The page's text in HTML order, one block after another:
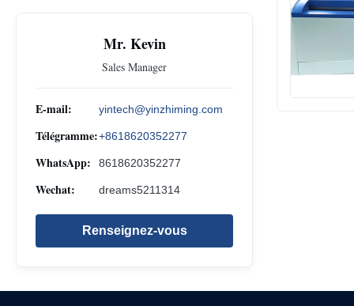
Mr. Kevin
Sales Manager
E-mail: yintech@yinzhiming.com
Télégramme:+8618620352277
WhatsApp: 8618620352277
Wechat: dreams5211314
Renseignez-vous